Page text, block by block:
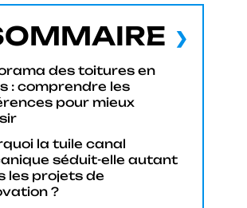
des toitures en
: comprendre les
pour mieux
la tuile canal
séduit-elle autant
les projets de
?